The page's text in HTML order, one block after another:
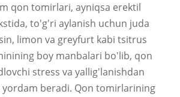
qon tomirlari, ayniqsa erektil
to'g'ri aylanish uchun juda
limon va greyfurt kabi tsitrus
boy manbalari bo'lib, qon
stress va yallig'lanishdan
yordam beradi. Qon tomirlarining